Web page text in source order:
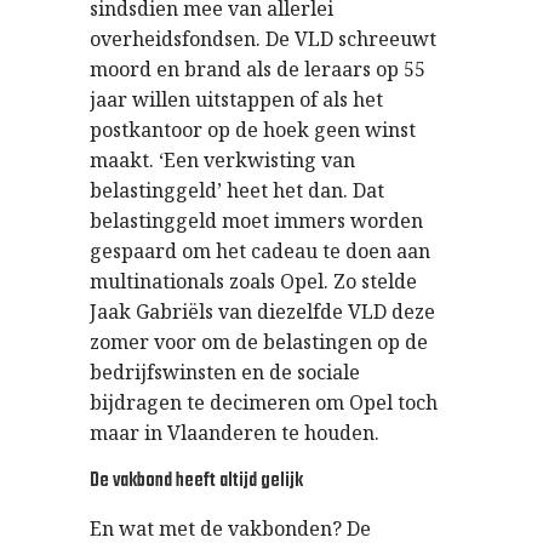
sindsdien mee van allerlei
overheidsfondsen. De VLD schreeuwt
moord en brand als de leraars op 55
jaar willen uitstappen of als het
postkantoor op de hoek geen winst
maakt. ‘Een verkwisting van
belastinggeld’ heet het dan. Dat
belastinggeld moet immers worden
gespaard om het cadeau te doen aan
multinationals zoals Opel. Zo stelde
Jaak Gabriëls van diezelfde VLD deze
zomer voor om de belastingen op de
bedrijfswinsten en de sociale
bijdragen te decimeren om Opel toch
maar in Vlaanderen te houden.
De vakbond heeft altijd gelijk
En wat met de vakbonden? De